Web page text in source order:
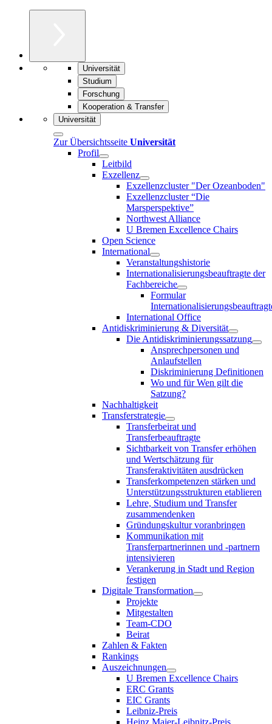
Universität
Studium
Forschung
Kooperation & Transfer
Universität
Zur Übersichtsseite Universität
Profil
Leitbild
Exzellenz
Exzellenzcluster "Der Ozeanboden"
Exzellenzcluster “Die
Marsperspektive”
Northwest Alliance
U Bremen Excellence Chairs
Open Science
International
Veranstaltungshistorie
Internationalisierungsbeauftragte der
Fachbereiche
Formular
International Office
Antidiskriminierung & Diversität
Die Antidiskriminierungssatzung
Ansprechpersonen und
Anlaufstellen
Diskriminierung Definitionen
Wo und für Wen gilt die
Satzung?
Nachhaltigkeit
Transferstrategie
Transferbeirat und
Transferbeauftragte
Sichtbarkeit von Transfer erhöhen
und Wertschätzung für
Transferaktivitäten ausdrücken
Transferkompetenzen stärken und
Unterstützungsstrukturen etablieren
Lehre, Studium und Transfer
zusammendenken
Gründungskultur voranbringen
Kommunikation mit
Transferpartnerinnen und -partnern
intensivieren
Verankerung in Stadt und Region
festigen
Digitale Transformation
Projekte
Mitgestalten
Team-CDO
Beirat
Zahlen & Fakten
Rankings
Auszeichnungen
U Bremen Excellence Chairs
ERC Grants
EIC Grants
Leibniz-Preis
Heinz Maier-Leibnitz-Preis